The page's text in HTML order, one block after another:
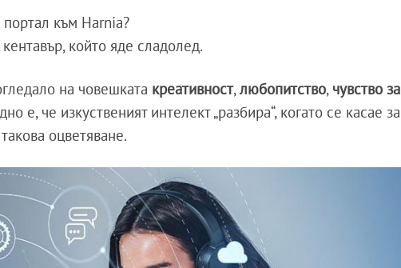
към Нarnia?
който яде сладолед.
на човешката креативност,любопитство, чувство за
е, че изкуственият интелект „разбира“, когато се касае за
оцветяване.